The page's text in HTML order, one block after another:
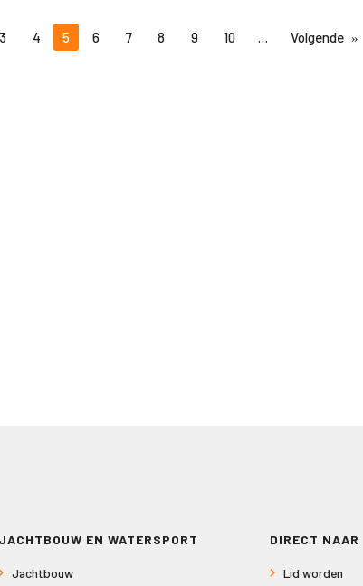
3 4 5 6 7 8 9 10 Volgende
JACHTBOUW EN WATERSPORT
Jachtbouw
DIRECT NAAR
Lid worden